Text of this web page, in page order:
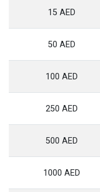
15 AED
50 AED
100 AED
250 AED
500 AED
1000 AED